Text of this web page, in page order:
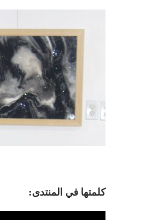
كلمتها في المنتدى: